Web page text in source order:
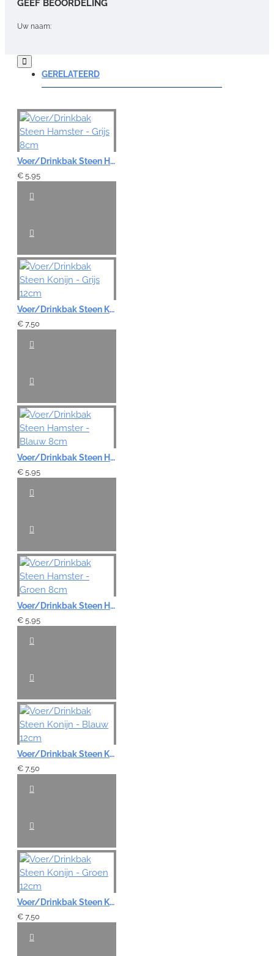
GEEF BEOORDELING
Uw naam:
Opmerking:
Note:
Waardering:
Slecht
GERELATEERD
Voer/Drinkbak Steen Hamster - Grijs 8cm
€ 5,95
Voer/Drinkbak Steen Konijn - Grijs 12cm
€ 7,50
Voer/Drinkbak Steen Hamster - Blauw 8cm
€ 5,95
Voer/Drinkbak Steen Hamster - Groen 8cm
€ 5,95
Voer/Drinkbak Steen Konijn - Blauw 12cm
€ 7,50
Voer/Drinkbak Steen Konijn - Groen 12cm
€ 7,50